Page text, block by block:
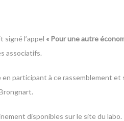
signé l’appel « Pour une autre
associatifs.
participant à ce rassemblement et
disponibles surle site du labo.